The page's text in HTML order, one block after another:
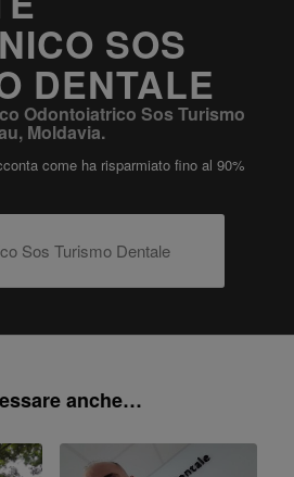
SOS
DENTALE
Odontoiatrico Sos Turismo
Moldavia.
come ha risparmiato fino al 90%
Sos Turismo Dentale
anche…